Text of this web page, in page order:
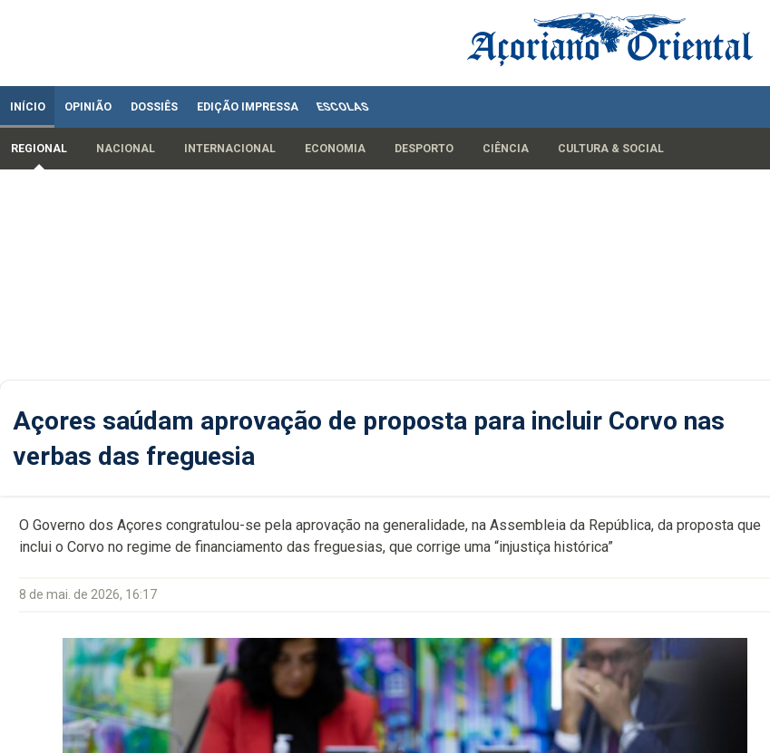
INÍCIO OPINIÃO DOSSIÊS EDIÇÃO IMPRESSA ESCOLAS
REGIONAL NACIONAL INTERNACIONAL ECONOMIA DESPORTO CIÊNCIA CULTURA & SOCIAL
Açores saúdam aprovação de proposta para incluir Corvo nas
verbas das freguesia
O Governo dos Açores congratulou-se pela aprovação na generalidade, na Assembleia da República, da proposta que
inclui o Corvo no regime de financiamento das freguesias, que corrige uma “injustiça histórica”
8 de mai. de 2026, 16:17